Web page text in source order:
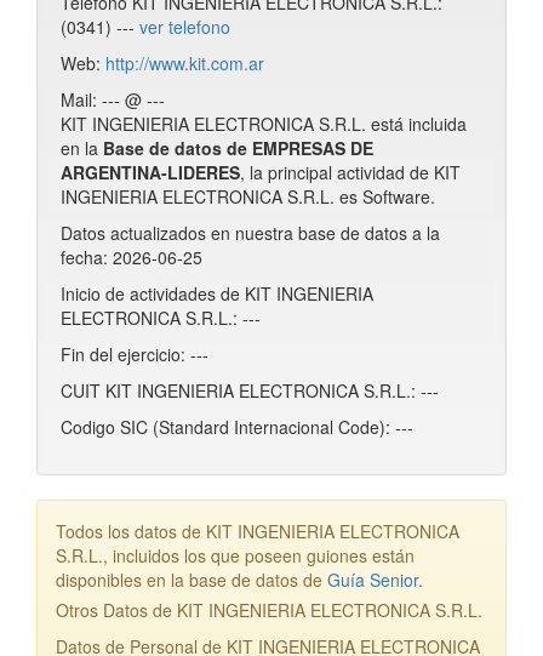
(0341) --- ver telefono
Web: http://www.kit.com.ar
Mail: --- @ ---
KIT INGENIERIA ELECTRONICA S.R.L. está incluida
en la Base de datos de EMPRESAS DE
ARGENTINA-LIDERES, la principal actividad de KIT
INGENIERIA ELECTRONICA S.R.L. es Software.
Datos actualizados en nuestra base de datos a la
fecha: 2026-06-25
Inicio de actividades de KIT INGENIERIA
ELECTRONICA S.R.L.: ---
Fin del ejercicio: ---
CUIT KIT INGENIERIA ELECTRONICA S.R.L.: ---
Codigo SIC (Standard Internacional Code): ---
Todos los datos de KIT INGENIERIA ELECTRONICA
S.R.L., incluidos los que poseen guiones están
disponibles en la base de datos de Guía Senior.
Otros Datos de KIT INGENIERIA ELECTRONICA S.R.L.
Datos de Personal de KIT INGENIERIA ELECTRONICA